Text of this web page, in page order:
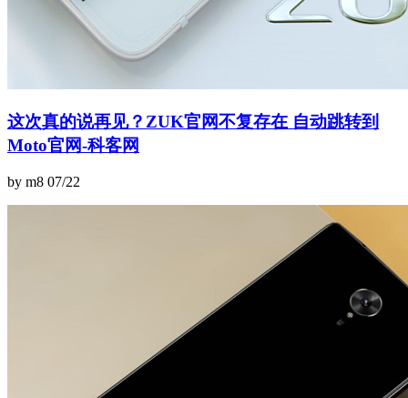
这次真的说再见？ZUK官网不复存在 自动跳转到
Moto官网-科客网
by m8 07/22